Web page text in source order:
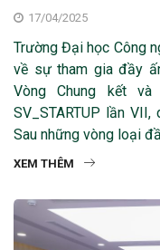
17/04/2025
Trường Đại học Công
về sự tham gia đầy
Vòng Chung kết
SV_STARTUP lần
Sau những vòng loại
XEM THÊM